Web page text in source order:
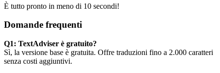
È tutto pronto in meno di 10 secondi!
Domande frequenti
Q1: TextAdviser è gratuito?
Sì, la versione base è gratuita. Offre traduzioni fino a 2.000 caratteri
senza costi aggiuntivi.